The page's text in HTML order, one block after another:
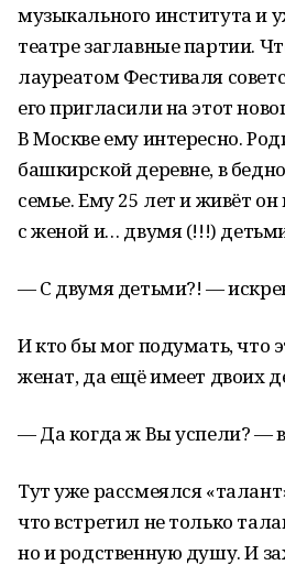
музыкального института и
театре заглавные партии.
лауреатом Фестиваля
его пригласили на этот
В Москве ему интересно.
башкирской деревне, в
семье. Ему 25 лет и живёт
с женой и… двумя (!!!)
— С двумя детьми?! —
И кто бы мог подумать, что
женат, да ещё имеет двоих
— Да когда ж Вы успели? —
Тут уже рассмеялся
что встретил не только
но и родственную душу. И